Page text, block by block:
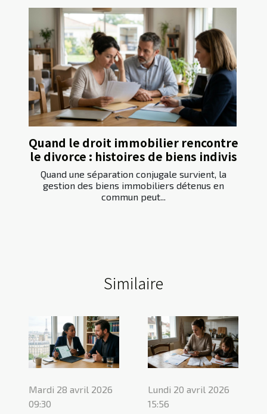
Quand le droit immobilier rencontre
le divorce : histoires de biens indivis
Quand une séparation conjugale survient, la
gestion des biens immobiliers détenus en
commun peut...
Similaire
Mardi 28 avril 2026
09:30
Lundi 20 avril 2026
15:56